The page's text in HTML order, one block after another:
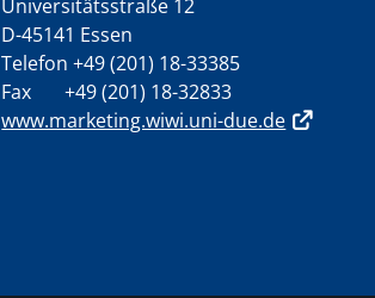
Universitätsstraße 12
D-45141 Essen
Telefon +49 (201) 18-33385
Fax +49 (201) 18-32833
www.marketing.wiwi.uni-due.de